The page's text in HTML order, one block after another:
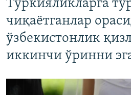
Туркияликларга
чиқаётганлар
ўзбекистонлик
иккинчи ўринни